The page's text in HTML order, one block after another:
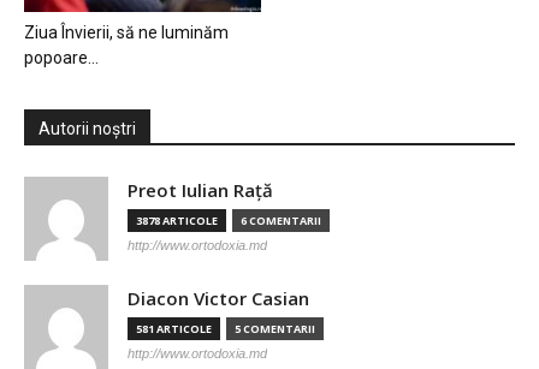
Ziua Învierii, să ne luminăm
popoare…
Autorii noștri
Preot Iulian Raţă
3878 ARTICOLE 6 COMENTARII
http://www.ortodoxia.md
Diacon Victor Casian
581 ARTICOLE 5 COMENTARII
http://www.ortodoxia.md